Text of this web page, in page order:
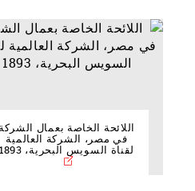
اللائحة الخاصة بعمال الشركة
في مصر، الشركة العالمية
لقناة السويس البحرية، 1893